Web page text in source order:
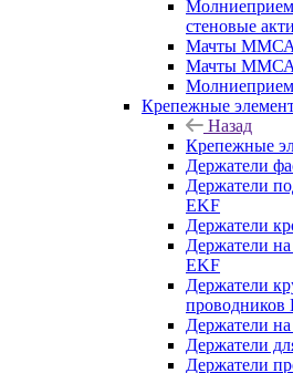
стеновые
Мачты
Мачты
Крепежные
Назад
Крепежные
Держатели
Держатели
EKF
Держатели
Держатели
EKF
Держатели
проводников
Держатели
Держатели
Держатели